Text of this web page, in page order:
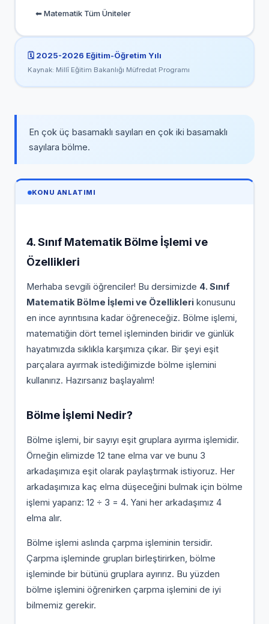
En çok üç basamaklı sayıları en çok iki basamaklı
sayılara bölme.
KONU ANLATIMI
4. Sınıf Matematik Bölme İşlemi ve
Özellikleri
Merhaba sevgili öğrenciler! Bu dersimizde 4. Sınıf
Matematik Bölme İşlemi ve Özelliklerikonusunu
en ince ayrıntısına kadar öğreneceğiz. Bölme işlemi,
matematiğin dört temel işleminden biridir ve günlük
hayatımızda sıklıkla karşımıza çıkar. Bir şeyi eşit
parçalara ayırmak istediğimizde bölme işlemini
kullanırız. Hazırsanız başlayalım!
Bölme İşlemi Nedir?
Bölme işlemi, bir sayıyı eşit gruplara ayırma işlemidir.
Örneğin elimizde 12 tane elma var ve bunu 3
arkadaşımıza eşit olarak paylaştırmak istiyoruz. Her
arkadaşımıza kaç elma düşeceğini bulmak için bölme
işlemi yaparız: 12 ÷ 3 = 4. Yani her arkadaşımız 4
elma alır.
Bölme işlemi aslında çarpma işleminin tersidir.
Çarpma işleminde grupları birleştirirken, bölme
işleminde bir bütünü gruplara ayırırız. Bu yüzden
bölme işlemini öğrenirken çarpma işlemini de iyi
bilmemiz gerekir.
⬅ Matematik Tüm Üniteler
🗓️ 2025-2026 Eğitim-Öğretim Yılı
Kaynak: Millî Eğitim Bakanlığı Müfredat Programı